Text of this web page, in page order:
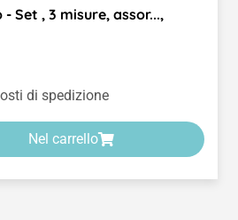
Set , 3 misure, assor...,
di spedizione
Nel carrello